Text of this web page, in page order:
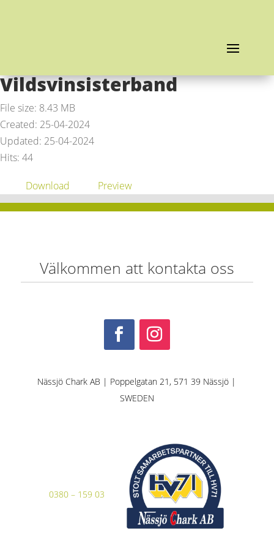
Vildsvinsisterband
File size: 8.43 MB
Created: 25-04-2024
Updated: 25-04-2024
Hits: 44
Download Preview
Välkommen att kontakta oss
Nässjö Chark AB | Poppelgatan 21, 571 39 Nässjö |
SWEDEN
0380 – 159 03